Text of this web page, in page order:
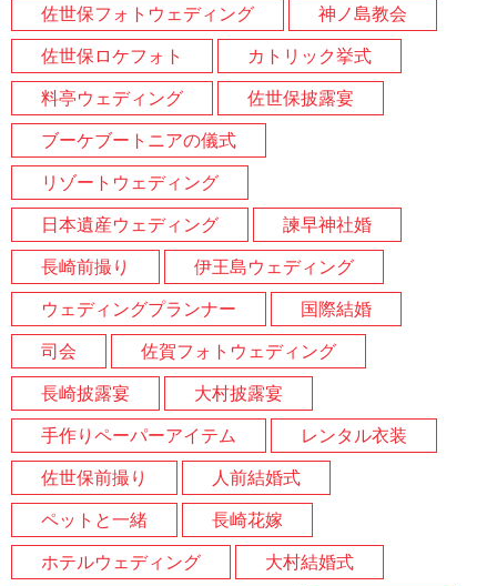
佐世保フォトウェディング
神ノ島教会
佐世保ロケフォト
カトリック挙式
料亭ウェディング
佐世保披露宴
ブーケブートニアの儀式
リゾートウェディング
日本遺産ウェディング
諫早神社婚
長崎前撮り
伊王島ウェディング
ウェディングプランナー
国際結婚
司会
佐賀フォトウェディング
長崎披露宴
大村披露宴
手作りペーパーアイテム
レンタル衣装
佐世保前撮り
人前結婚式
ペットと一緒
長崎花嫁
ホテルウェディング
大村結婚式